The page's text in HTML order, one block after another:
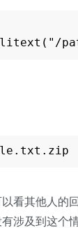
看其他人的回
涉及到这个情